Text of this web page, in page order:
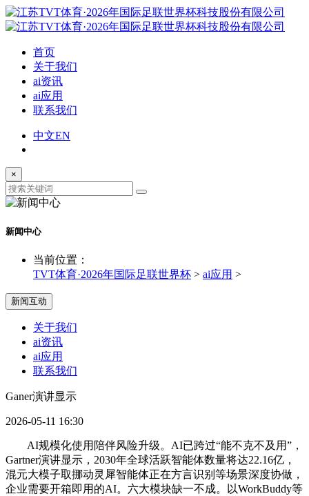
首页
关于我们
ai资讯
ai应用
联系我们
中文EN
×
新闻中心
当前位置：
TVT体育·2026年国际足联世界杯 > ai应用 >
新闻互动
关于我们
ai资讯
ai应用
联系我们
Ganer演讲显示
2026-05-11 16:30
AI规模化使用陪伴风险升级。AI已跨过“能不克不及用”，
Gartner演讲显示，2030年全球活跃智能体数量将达22.16亿，
混元大模子取挪动灵犀智能体正在方言识别等场景深度协做，
企业需要开箱即用的AI。六大模块缺一不成。以WorkBuddy等